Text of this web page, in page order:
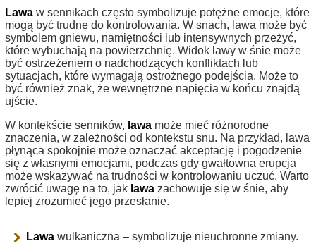
Lawa w sennikach często symbolizuje potężne emocje, które
mogą być trudne do kontrolowania. W snach, lawa może być
symbolem gniewu, namiętności lub intensywnych przeżyć,
które wybuchają na powierzchnię. Widok lawy w śnie może
być ostrzeżeniem o nadchodzących konfliktach lub
sytuacjach, które wymagają ostrożnego podejścia. Może to
być również znak, że wewnętrzne napięcia w końcu znajdą
ujście.
W kontekście senników, lawa może mieć różnorodne
znaczenia, w zależności od kontekstu snu. Na przykład, lawa
płynąca spokojnie może oznaczać akceptację i pogodzenie
się z własnymi emocjami, podczas gdy gwałtowna erupcja
może wskazywać na trudności w kontrolowaniu uczuć. Warto
zwrócić uwagę na to, jak lawa zachowuje się w śnie, aby
lepiej zrozumieć jego przesłanie.
Lawa wulkaniczna – symbolizuje nieuchronne zmiany.